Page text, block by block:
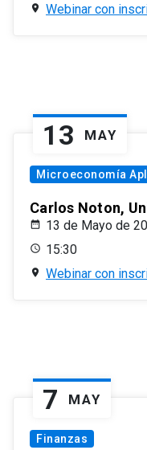
Webinar con
13 MAY
Microeconomía
Carlos Noton,
13 de Mayo de
15:30
Webinar con
7 MAY
Finanzas